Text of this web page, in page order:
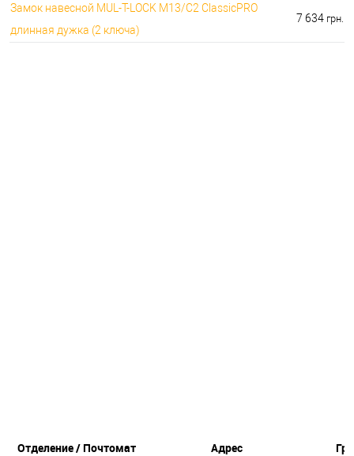
Замок навесной MUL-T-LOCK M13/C2 ClassicPRO
длинная дужка (2 ключа)
7 634 грн.
Отделение / Почтомат Адрес